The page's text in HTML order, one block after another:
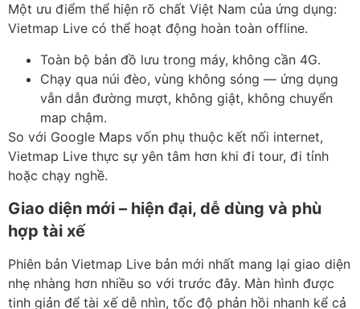
Một ưu điểm thể hiện rõ chất Việt Nam của ứng dụng:
Vietmap Live có thể hoạt động hoàn toàn offline.
Toàn bộ bản đồ lưu trong máy, không cần 4G.
Chạy qua núi đèo, vùng không sóng — ứng dụng
vẫn dẫn đường mượt, không giật, không chuyển
map chậm.
So với Google Maps vốn phụ thuộc kết nối internet,
Vietmap Live thực sự yên tâm hơn khi đi tour, đi tỉnh
hoặc chạy nghề.
Giao diện mới – hiện đại, dễ dùng và phù
hợp tài xế
Phiên bản Vietmap Live bản mới nhất mang lại giao diện
nhẹ nhàng hơn nhiều so với trước đây. Màn hình được
tinh giản để tài xế dễ nhìn, tốc độ phản hồi nhanh kể cả